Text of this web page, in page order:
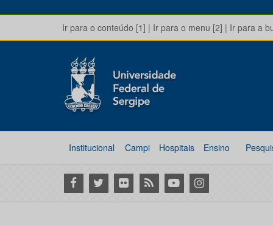
Ir para o conteúdo [1] | Ir para o menu [2] | Ir para a
Institucional Campi Hospitais Ensino
Facebook
Twitter Flickr RSS YoutubeInstagram